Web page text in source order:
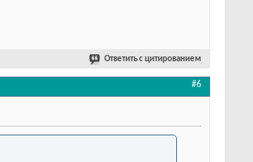
Ответить с цитированием
#6